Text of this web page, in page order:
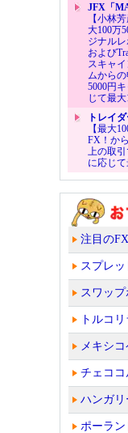
JFX「
【小林
大100万
ジナル
および
スキャ
ムから
5000円
じて最
トレイ
【最大
FX！か
上の取
に応じ
注目の
スプレッ
スワップ
トルコ
メキシ
チェコ
ハンガ
ポーラ